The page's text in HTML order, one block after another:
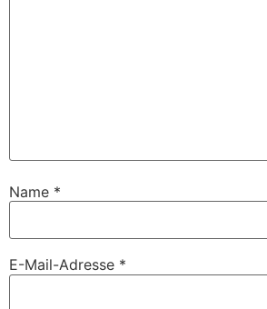
Name *
E-Mail-Adresse *